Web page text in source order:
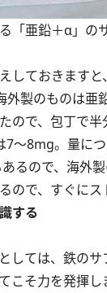
「亜鉛＋α」のサ
しておきます
製のものは
ので、包丁で
～8mg。量に
るので、海外
ので、すぐにス
する
ては、鉄のサ
こそ力を発揮